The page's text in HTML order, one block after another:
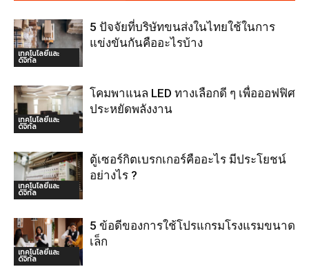
เทคโนโลยีและ
ดิจิทัล
5 ปัจจัยที่บริษัทขนส่งในไทยใช้ในการ
แข่งขันกันคืออะไรบ้าง
เทคโนโลยีและ
ดิจิทัล
โคมพาแนล LED ทางเลือกดี ๆ เพื่อออฟฟิศ
ประหยัดพลังงาน
เทคโนโลยีและ
ดิจิทัล
ตู้เซอร์กิตเบรกเกอร์คืออะไร มีประโยชน์
อย่างไร ?
เทคโนโลยีและ
ดิจิทัล
5 ข้อดีของการใช้โปรแกรมโรงแรมขนาด
เล็ก